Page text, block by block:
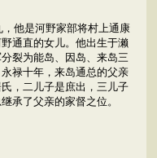
他是河野家部将村上通康
通直的女儿。他出生于濑
裂为能岛、因岛、来岛三
禄十年，来岛通总的父亲
，二儿子是庶出，三儿子
承了父亲的家督之位。